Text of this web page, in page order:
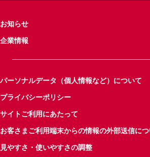
お知らせ
企業情報
パーソナルデータ（個人情報など）について
プライバシーポリシー
サイトご利用にあたって
お客さまご利用端末からの情報の外部送信に
見やすさ・使いやすさの調整